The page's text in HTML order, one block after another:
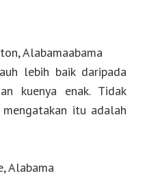
Alabamaabama
lebih baik daripada
kuenya enak. Tidak
itu adalah
Alabama